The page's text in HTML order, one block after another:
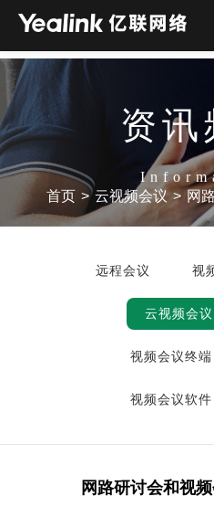
资
首页 > 云视频会议 >
远程会议 视
云视频会议
视频会议终端
视频会议软件
网路研讨会和视